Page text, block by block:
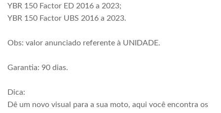
YBR 150 Factor ED 2016 a 2023;
YBR 150 Factor UBS 2016 a 2023.
Obs: valor anunciado referente à UNIDADE.
Garantia: 90 dias.
Dica:
Dê um novo visual para a sua moto, aqui você encontra os